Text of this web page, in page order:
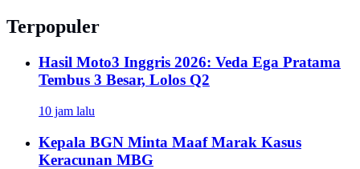
Terpopuler
Hasil Moto3 Inggris 2026: Veda Ega Pratama
Tembus 3 Besar, Lolos Q2
10 jam lalu
Kepala BGN Minta Maaf Marak Kasus
Keracunan MBG